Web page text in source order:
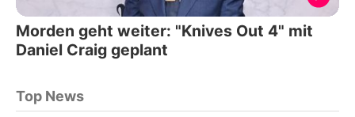
Morden geht weiter: "Knives Out 4" mit
Daniel Craig geplant
Top News